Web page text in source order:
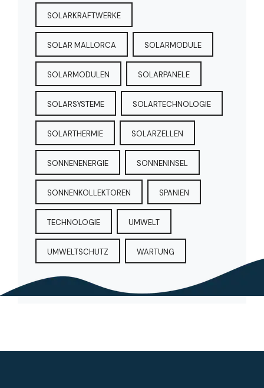
SOLARKRAFTWERKE
SOLAR MALLORCA SOLARMODULE
SOLARMODULEN SOLARPANELE
SOLARSYSTEME SOLARTECHNOLOGIE
SOLARTHERMIE SOLARZELLEN
SONNENENERGIE SONNENINSEL
SONNENKOLLEKTOREN SPANIEN
TECHNOLOGIE UMWELT
UMWELTSCHUTZ WARTUNG